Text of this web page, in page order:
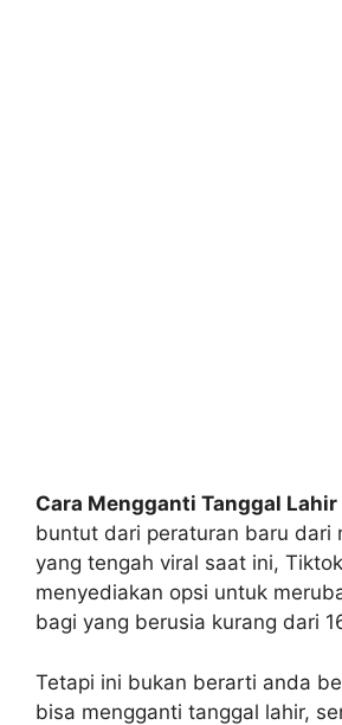
Cara Mengganti Tanggal Lahir
buntut dari peraturan baru dari
yang tengah viral saat ini,
menyediakan opsi untuk
bagi yang berusia kurang dari
Tetapi ini bukan berarti anda
bisa mengganti tanggal lahir,